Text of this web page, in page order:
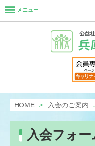
メニュー
HOME 入会のご案内
入会フォー